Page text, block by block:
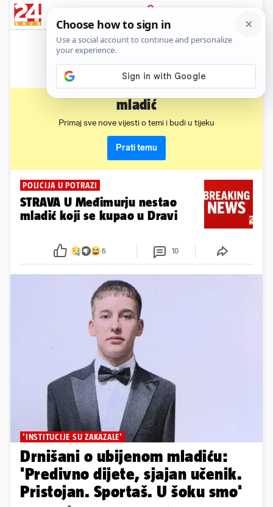
PRIJAVA
News
mladić
Primaj sve nove vijesti o temi i budi u tijeku
Prati temu
POLICIJA U POTRAZI
STRAVA U Međimurju nestao
mladić koji se kupao u Dravi
6 10
'INSTITUCIJE SU ZAKAZALE'
Drnišani o ubijenom mladiću:
'Predivno dijete, sjajan učenik.
Pristojan. Sportaš. U šoku smo'